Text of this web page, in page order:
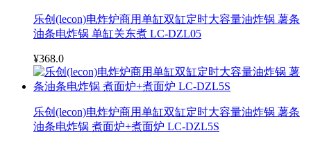
乐创(lecon)电炸炉商用单缸双缸定时大容量油炸锅 薯条
油条电炸锅 单缸关东煮 LC-DZL05
¥368.0
乐创(lecon)电炸炉商用单缸双缸定时大容量油炸锅 薯条
油条电炸锅 煮面炉+煮面炉 LC-DZL5S